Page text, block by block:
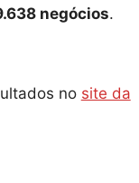
negócios.
no site da